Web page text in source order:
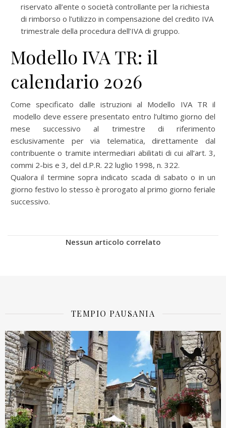
riservato all’ente o società controllante per la richiesta
di rimborso o l’utilizzo in compensazione del credito IVA
trimestrale della procedura dell’IVA di gruppo.
Modello IVA TR: il
calendario 2026
Come specificato dalle istruzioni al Modello IVA TR il
modello deve essere presentato entro l’ultimo giorno del
mese successivo al trimestre di riferimento
esclusivamente per via telematica, direttamente dal
contribuente o tramite intermediari abilitati di cui all’art. 3,
commi 2-bis e 3, del d.P.R. 22 luglio 1998, n. 322.
Qualora il termine sopra indicato scada di sabato o in un
giorno festivo lo stesso è prorogato al primo giorno feriale
successivo.
Nessun articolo correlato
TEMPIO PAUSANIA